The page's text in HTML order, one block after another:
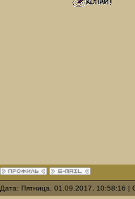
Дата: Пятница, 01.09.2017, 10:58:16